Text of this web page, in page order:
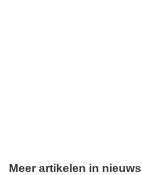
Meer artikelen in nieuws